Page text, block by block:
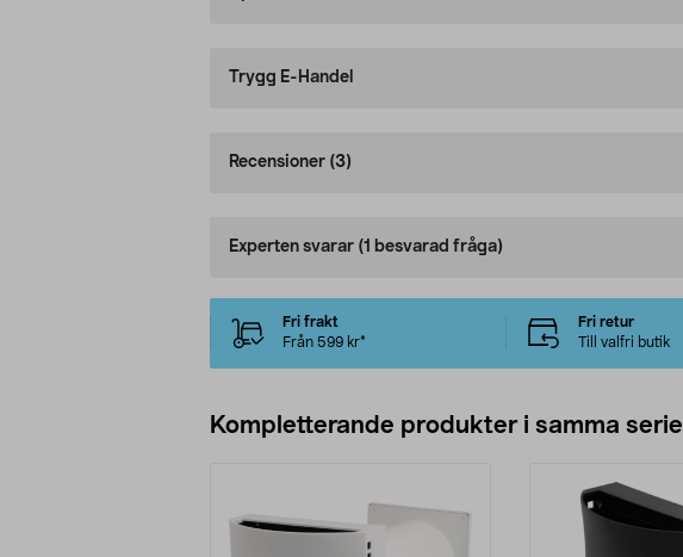
Trygg E-Handel
Recensioner (3)
Experten svarar (1 besvarad fråga)
Fri frakt
Från 599 kr*
Fri retur
Till valfri butik
Kompletterande produkter i samma serie